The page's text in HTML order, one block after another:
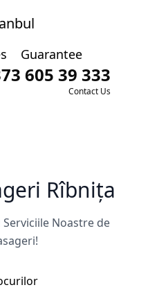
Guarantee
605 39 333
Contact Us
Rîbnița
Noastre de